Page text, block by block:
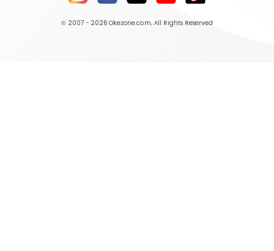
© 2007 - 2026 Okezone.com, All Rights Reserved